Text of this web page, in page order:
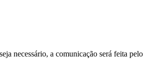
necessário, a comunicação será feita pelo